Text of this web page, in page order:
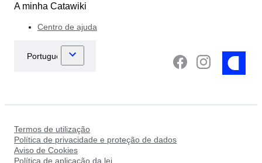
A minha Catawiki
Centro de ajuda
Termos de utilização
Política de privacidade e proteção de dados
Aviso de Cookies
Política de aplicação da lei